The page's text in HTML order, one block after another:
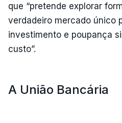
que “pretende explorar
verdadeiro mercado único
investimento e poupança
custo”.
A União Bancária